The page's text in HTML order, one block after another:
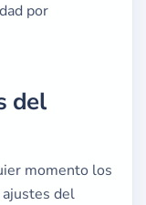
por
del
momento los
del